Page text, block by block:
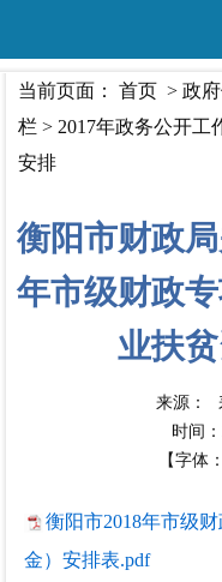
当前页面： 首页 > 政
栏 > 2017年政务公开工
安排
衡阳市财政
年市级财政
业扶
来源：
时间
【字体：
衡阳市2018年市级
金）安排表.pdf